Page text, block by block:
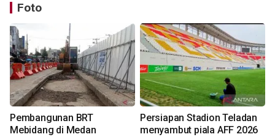
Foto
Pembangunan BRT
Mebidang di Medan
Persiapan Stadion Teladan
menyambut piala AFF 2026